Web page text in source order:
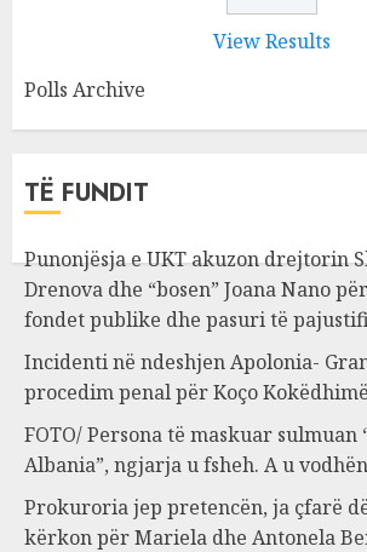
View Results
Polls Archive
TË FUNDIT
Punonjësja e UKT akuzon drejtorin
Drenova dhe “bosen” Joana Nano
fondet publike dhe pasuri të
Incidenti në ndeshjen Apolonia-
procedim penal për Koço
FOTO/ Persona të maskuar sulmuan
Albania”, ngjarja u fsheh. A u
Prokuroria jep pretencën, ja çfarë
kërkon për Mariela dhe Antonela